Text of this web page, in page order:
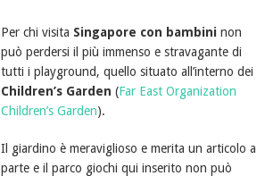
Per chi visita Singapore con bambini non
può perdersi il più immenso e stravagante di
tutti i playground, quello situato all’interno dei
Children’s Garden (Far East Organization
Children’s Garden).
Il giardino è meraviglioso e merita un articolo a
parte e il parco giochi qui inserito non può